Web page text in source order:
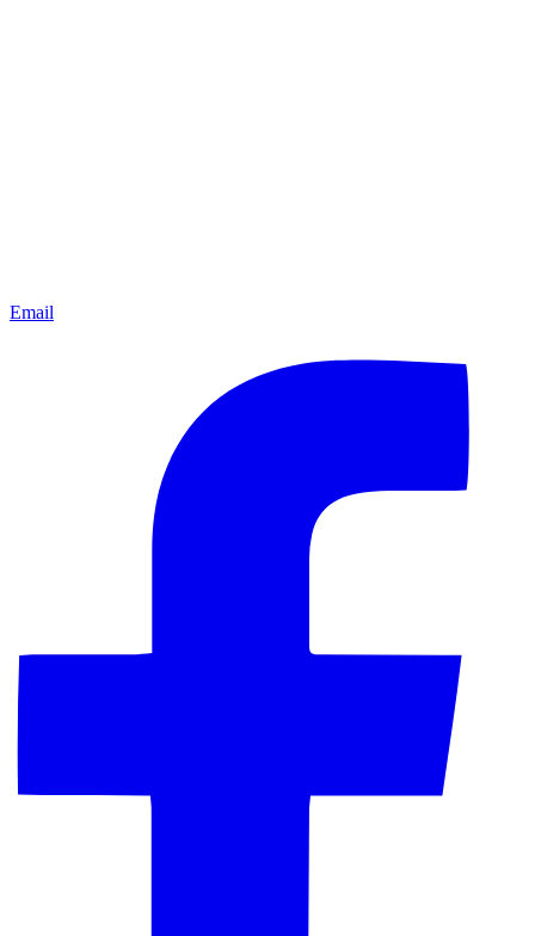
Email